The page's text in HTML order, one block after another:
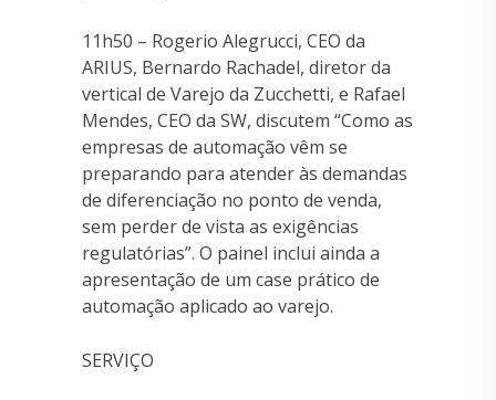
11h50 – Rogerio Alegrucci, CEO da
ARIUS, Bernardo Rachadel, diretor da
vertical de Varejo da Zucchetti, e Rafael
Mendes, CEO da SW, discutem “Como as
empresas de automação vêm se
preparando para atender às demandas
de diferenciação no ponto de venda,
sem perder de vista as exigências
regulatórias”. O painel inclui ainda a
apresentação de um case prático de
automação aplicado ao varejo.
SERVIÇO